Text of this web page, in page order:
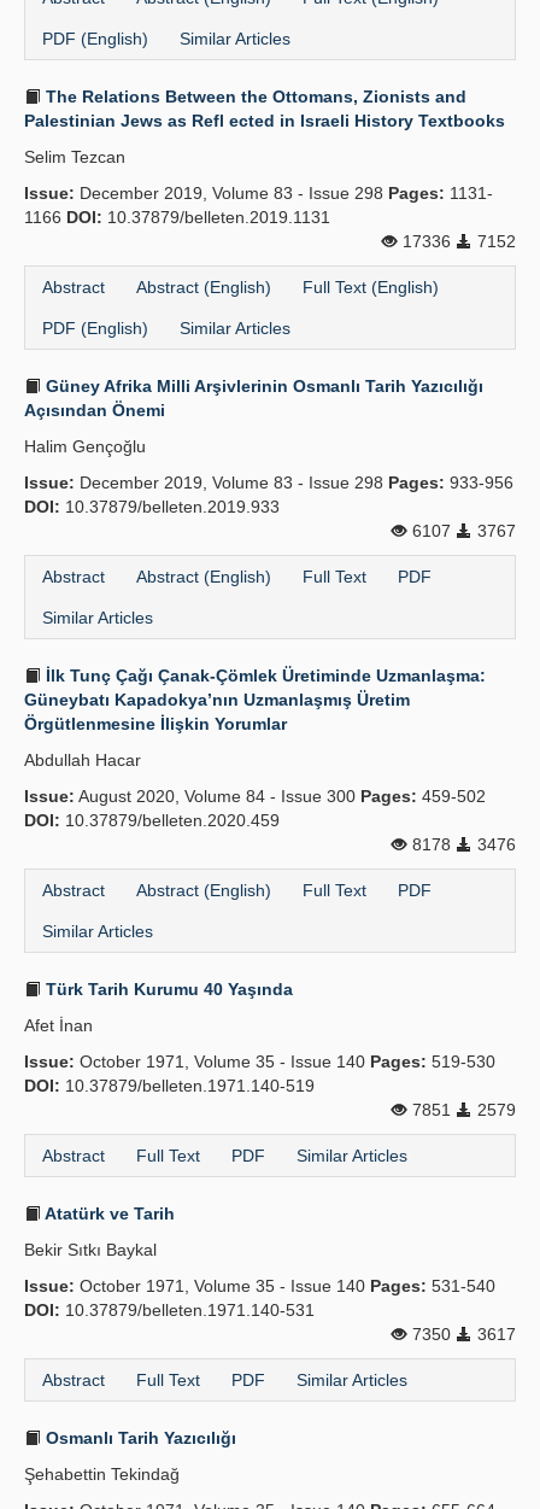
PDF (English) Similar Articles
The Relations Between the Ottomans, Zionists and
Palestinian Jews as Refl ected in Israeli History Textbooks
Selim Tezcan
Issue: December 2019, Volume 83 - Issue 298 Pages: 1131-
1166 DOI: 10.37879/belleten.2019.1131
17336
7152
Abstract Abstract (English) Full Text (English)
PDF (English) Similar Articles
Güney Afrika Milli Arşivlerinin Osmanlı Tarih Yazıcılığı
Açısından Önemi
Halim Gençoğlu
Issue: December 2019, Volume 83 - Issue 298 Pages: 933-956
DOI: 10.37879/belleten.2019.933
6107
3767
Abstract Abstract (English) Full Text PDF
Similar Articles
İlk Tunç Çağı Çanak-Çömlek Üretiminde Uzmanlaşma:
Güneybatı Kapadokya’nın Uzmanlaşmış Üretim
Örgütlenmesine İlişkin Yorumlar
Abdullah Hacar
Issue: August 2020, Volume 84 - Issue 300 Pages: 459-502
DOI: 10.37879/belleten.2020.459
8178
3476
Abstract Abstract (English) Full Text PDF
Similar Articles
Türk Tarih Kurumu 40 Yaşında
Afet İnan
Issue: October 1971, Volume 35 - Issue 140 Pages: 519-530
DOI: 10.37879/belleten.1971.140-519
7851
2579
Abstract Full Text PDF Similar Articles
Atatürk ve Tarih
Bekir Sıtkı Baykal
Issue: October 1971, Volume 35 - Issue 140 Pages: 531-540
DOI: 10.37879/belleten.1971.140-531
7350
3617
Abstract Full Text PDF Similar Articles
Osmanlı Tarih Yazıcılığı
Şehabettin Tekindağ